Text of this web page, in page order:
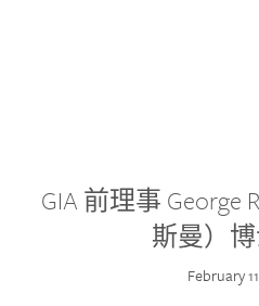
GIA 前理事 George
斯曼）
February